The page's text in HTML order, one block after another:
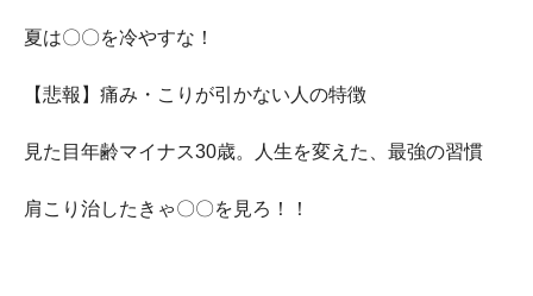
夏は〇〇を冷やすな！
【悲報】痛み・こりが引かない人の特徴
見た目年齢マイナス30歳。人生を変えた、最強の習慣
肩こり治したきゃ〇〇を見ろ！！